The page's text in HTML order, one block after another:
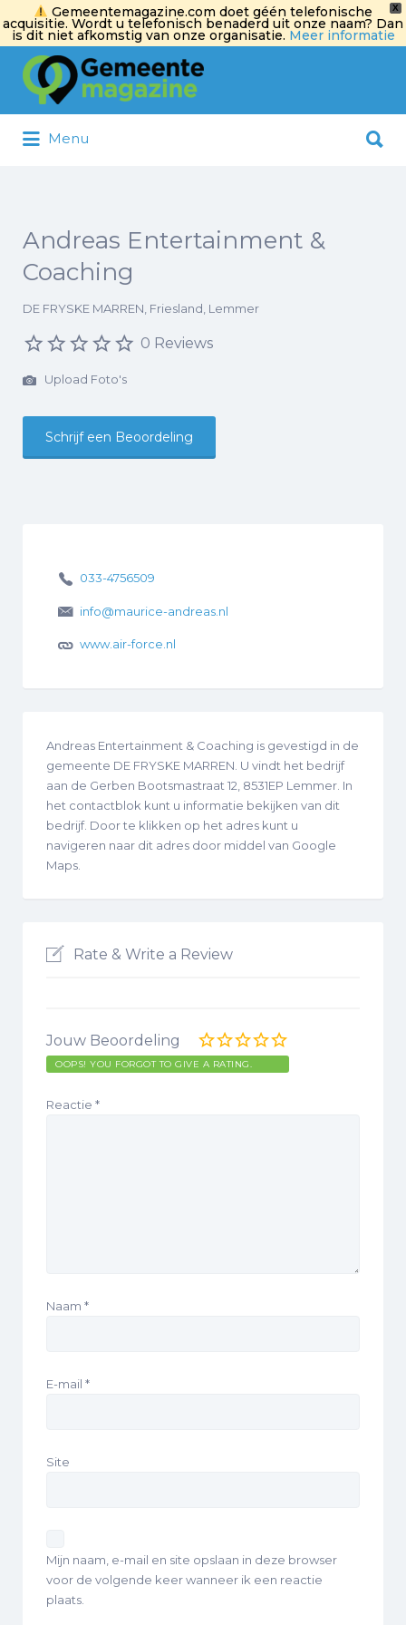
X
Gemeentemagazine.com doet géén telefonische
acquisitie. Wordt u telefonisch benaderd uit onze naam? Dan
is dit niet afkomstig van onze organisatie. Meer informatie
Zoek
naar:
Menu
naar:
Andreas Entertainment &
Coaching
DE FRYSKE MARREN, Friesland, Lemmer
0 Reviews
Upload Foto's
Schrijf een Beoordeling
033-4756509
info@maurice-andreas.nl
www.air-force.nl
Andreas Entertainment & Coaching is gevestigd in de
gemeente DE FRYSKE MARREN. U vindt het bedrijf
aan de Gerben Bootsmastraat 12, 8531EP Lemmer. In
het contactblok kunt u informatie bekijken van dit
bedrijf. Door te klikken op het adres kunt u
navigeren naar dit adres door middel van Google
Maps.
Rate & Write a Review
Jouw Beoordeling
OOPS! YOU FORGOT TO GIVE A RATING.
Reactie *
Naam *
E-mail *
Site
Mijn naam, e-mail en site opslaan in deze browser
voor de volgende keer wanneer ik een reactie
plaats.